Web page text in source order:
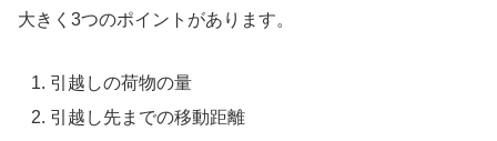
大きく3つのポイントがあります。
引越しの荷物の量
引越し先までの移動距離